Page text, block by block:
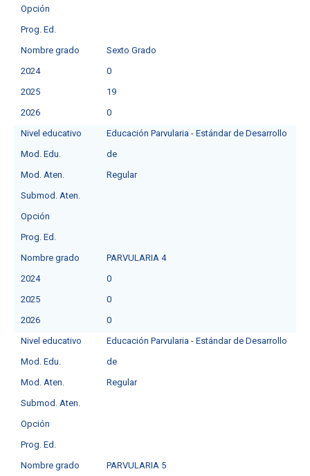
Opción
Prog. Ed.
Nombre grado
Sexto Grado
2024
0
2025
19
2026
0
Nivel educativo
Educación Parvularia - Estándar de Desarrollo
Mod. Edu.
de
Mod. Aten.
Regular
Submod. Aten.
Opción
Prog. Ed.
Nombre grado
PARVULARIA 4
2024
0
2025
0
2026
0
Nivel educativo
Educación Parvularia - Estándar de Desarrollo
Mod. Edu.
de
Mod. Aten.
Regular
Submod. Aten.
Opción
Prog. Ed.
Nombre grado
PARVULARIA 5